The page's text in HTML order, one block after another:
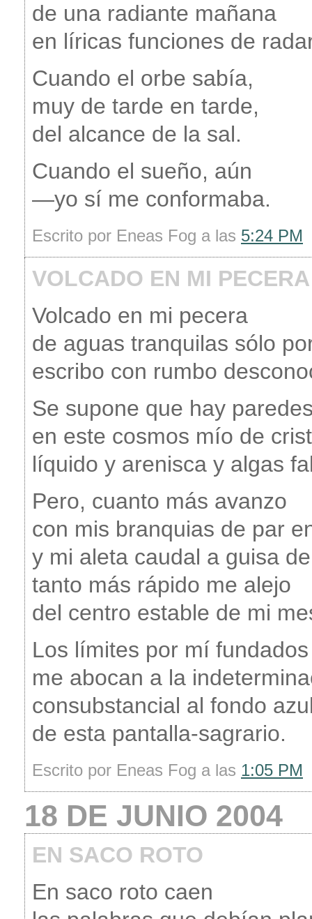
de una radiante mañana
en líricas funciones de
Cuando el orbe sabía,
muy de tarde en tarde,
del alcance de la sal.
Cuando el sueño, aún
—yo sí me conformaba.
Escrito por Eneas Fog a las 5:24 PM
VOLCADO EN MI PECERA
Volcado en mi pecera
de aguas tranquilas sólo
escribo con rumbo
Se supone que hay
en este cosmos mío de
líquido y arenisca y algas
Pero, cuanto más avanzo
con mis branquias de par
y mi aleta caudal a guisa
tanto más rápido me alejo
del centro estable de mi
Los límites por mí fundados
me abocan a la
consubstancial al fondo
de esta pantalla-sagrario.
Escrito por Eneas Fog a las 1:05 PM
18 DE JUNIO 2004
EN SACO ROTO
En saco roto caen